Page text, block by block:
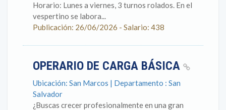
Horario: Lunes a viernes, 3 turnos rolados. En el
vespertino se labora...
Publicación: 26/06/2026 - Salario: 438
OPERARIO DE CARGA BÁSICA
Ubicación: San Marcos | Departamento : San
Salvador
¿Buscas crecer profesionalmente en una gran